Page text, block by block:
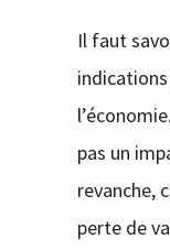
Il faut
pas un
revanche,
perte de